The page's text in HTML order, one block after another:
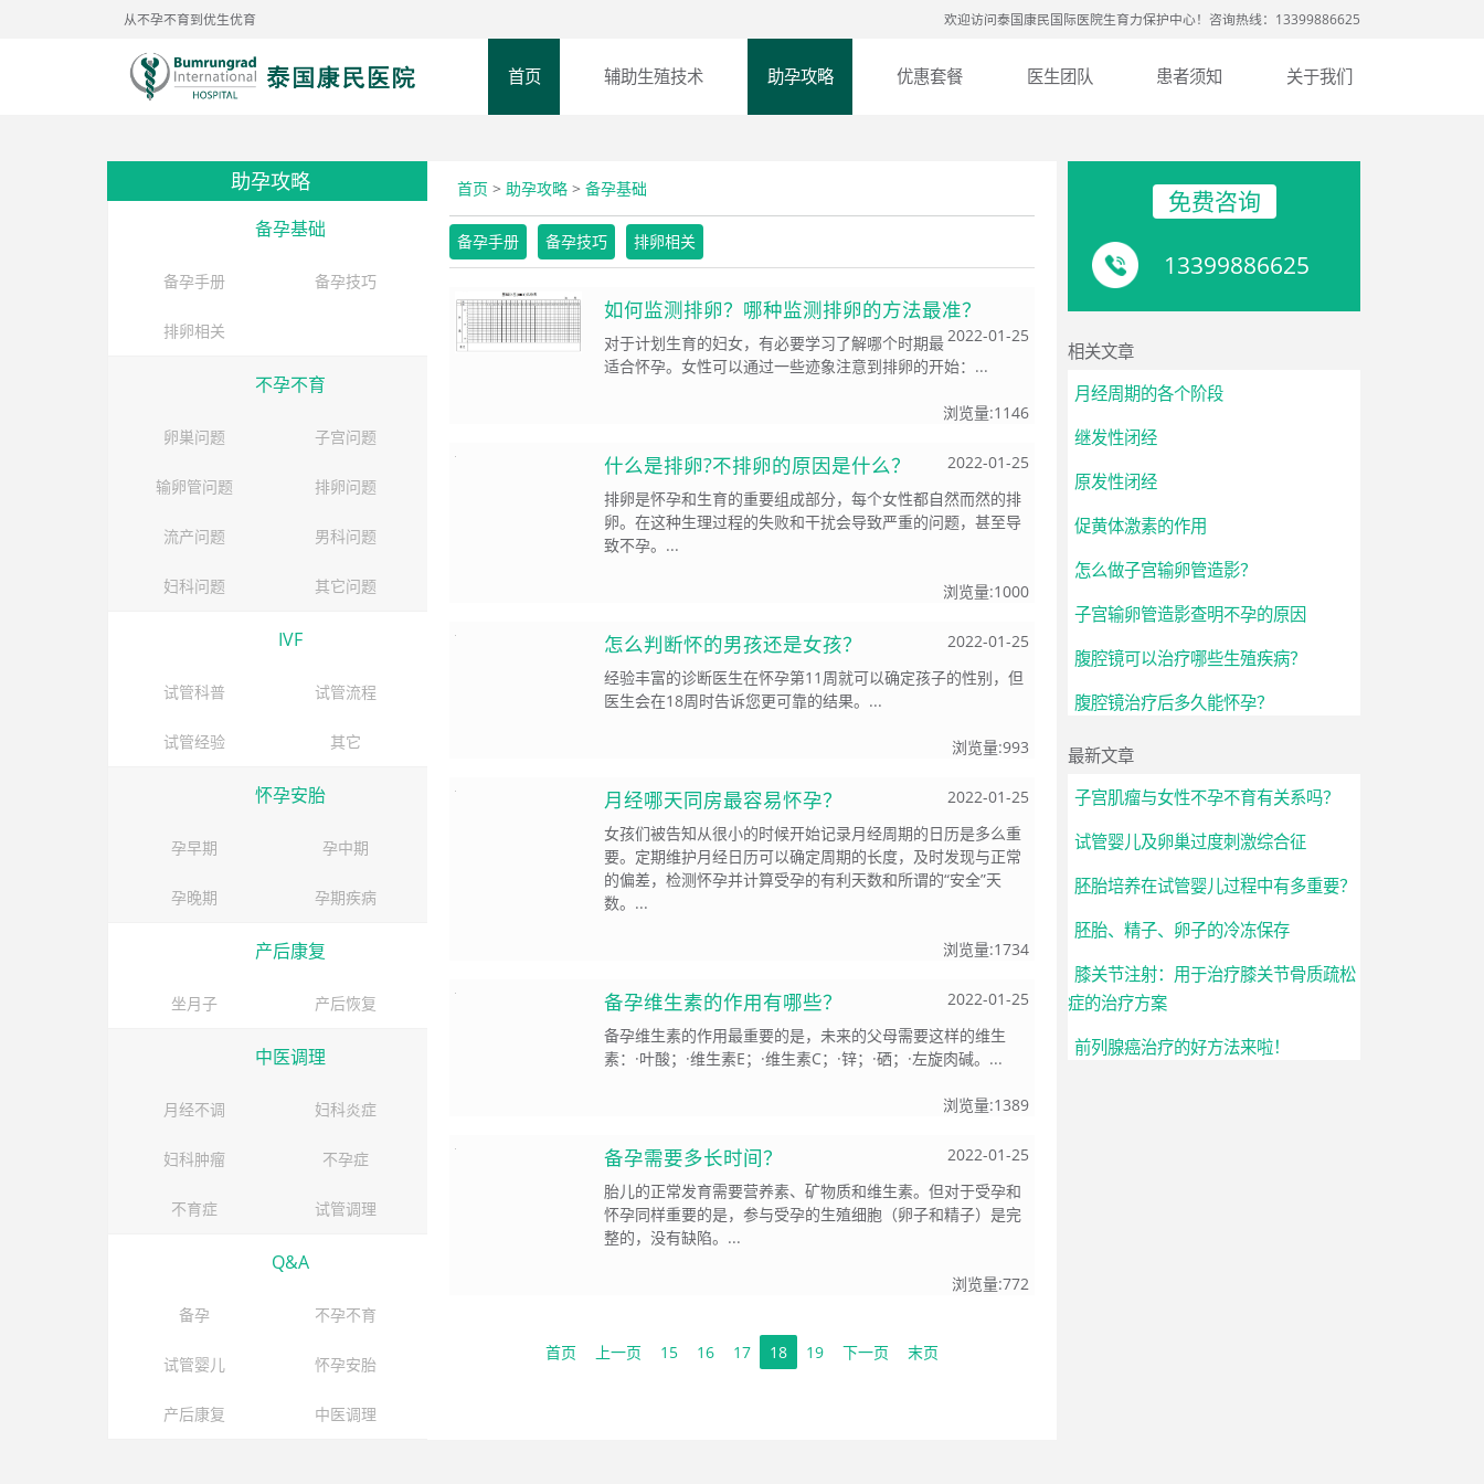
从不孕不育到优生优育 欢迎访问泰国康民国际医院生育力保护中心！咨询热线：13399886625
首页 辅助生殖技术 助孕攻略 优惠套餐 医生团队 患者须知 关于我们
助孕攻略
备孕基础
备孕手册 备孕技巧
排卵相关
不孕不育
卵巣问题 子宫问题
输卵管问题 排卵问题
流产问题 男科问题
妇科问题 其它问题
IVF
试管科普 试管流程
试管经验 其它
怀孕安胎
孕早期 孕中期
孕晚期 孕期疾病
产后康复
坐月子 产后恢复
中医调理
月经不调 妇科炎症
妇科肿瘤 不孕症
不育症 试管调理
Q&A
备孕 不孕不育
试管婴儿 怀孕安胎
产后康复 中医调理
首页 > 助孕攻略 > 备孕基础
备孕手册 备孕技巧 排卵相关
如何监测排卵？哪种监测排卵的方法最准？
2022-01-25
对于计划生育的妇女，有必要学习了解哪个时期最
适合怀孕。女性可以通过一些迹象注意到排卵的开始：...
浏览量:1146
什么是排卵?不排卵的原因是什么？
2022-01-25
排卵是怀孕和生育的重要组成部分，每个女性都自然而然的排
卵。在这种生理过程的失败和干扰会导致严重的问题，甚至导
致不孕。...
浏览量:1000
怎么判断怀的男孩还是女孩？
2022-01-25
经验丰富的诊断医生在怀孕第11周就可以确定孩子的性别，但
医生会在18周时告诉您更可靠的结果。...
浏览量:993
月经哪天同房最容易怀孕？
2022-01-25
女孩们被告知从很小的时候开始记录月经周期的日历是多么重
要。定期维护月经日历可以确定周期的长度，及时发现与正常
的偏差，检测怀孕并计算受孕的有利天数和所谓的“安全”天
数。...
浏览量:1734
备孕维生素的作用有哪些？
2022-01-25
备孕维生素的作用最重要的是，未来的父母需要这样的维生
素：·叶酸；·维生素E；·维生素C；·锌；·硒；·左旋肉碱。...
浏览量:1389
备孕需要多长时间？
2022-01-25
胎儿的正常发育需要营养素、矿物质和维生素。但对于受孕和
怀孕同样重要的是，参与受孕的生殖细胞（卵子和精子）是完
整的，没有缺陷。...
浏览量:772
首页 上一页 15 16 17 18 19 下一页 末页
免费咨询
13399886625
相关文章
月经周期的各个阶段
继发性闭经
原发性闭经
促黄体激素的作用
怎么做子宫输卵管造影？
子宫输卵管造影查明不孕的原因
腹腔镜可以治疗哪些生殖疾病？
腹腔镜治疗后多久能怀孕？
最新文章
子宫肌瘤与女性不孕不育有关系吗？
试管婴儿及卵巢过度刺激综合征
胚胎培养在试管婴儿过程中有多重要？
胚胎、精子、卵子的冷冻保存
膝关节注射：用于治疗膝关节骨质疏松
症的治疗方案
前列腺癌治疗的好方法来啦！